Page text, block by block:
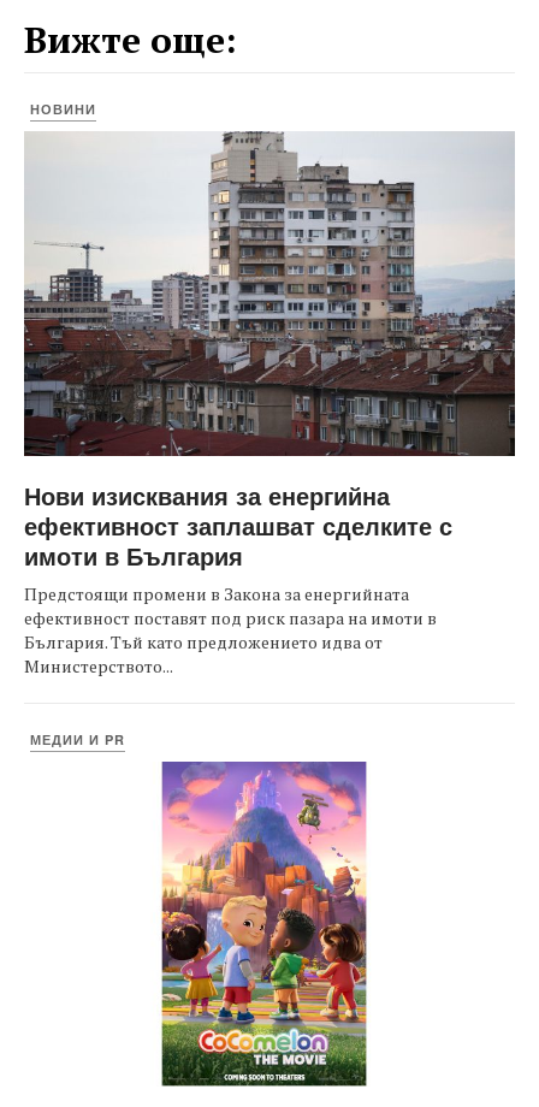
Вижте още:
НОВИНИ
Нови изисквания за енергийна
ефективност заплашват сделките с
имоти в България
Предстоящи промени в Закона за енергийната
ефективност поставят под риск пазара на имоти в
България. Тъй като предложението идва от
Министерството...
МЕДИИ И PR